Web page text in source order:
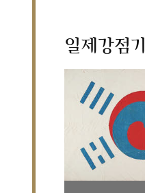
일제강점기